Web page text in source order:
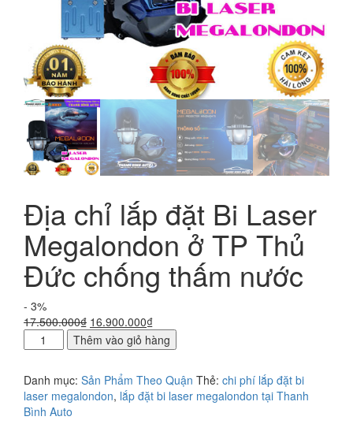
Địa chỉ lắp đặt Bi Laser
Megalondon ở TP Thủ
Đức chống thấm nước
- 3%
17.500.000₫ Giá
gốc
là:
16.900.000₫Giá
hiện
tại
16.900.000₫.
chỉ
đặt
Bi
Laser
Thêm vào giỏ hàng
Danh mục: Sản Phẩm Theo Quận Thẻ: chi phí lắp đặt bi
laser megalondon, lắp đặt bi laser megalondon tại Thanh
Bình Auto